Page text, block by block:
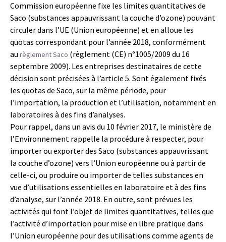
Commission européenne fixe les limites quantitatives de
Saco (substances appauvrissant la couche d’ozone) pouvant
circuler dans l’UE (Union européenne) et en alloue les
quotas correspondant pour l’année 2018, conformément
au règlement Saco (règlement (CE) n°1005/2009 du 16
septembre 2009). Les entreprises destinataires de cette
décision sont précisées à l’article 5. Sont également fixés
les quotas de Saco, sur la même période, pour
l’importation, la production et l’utilisation, notamment en
laboratoires à des fins d’analyses.
Pour rappel, dans un avis du 10 février 2017, le ministère de
l’Environnement rappelle la procédure à respecter, pour
importer ou exporter des Saco (substances appauvrissant
la couche d’ozone) vers l’Union européenne ou à partir de
celle-ci, ou produire ou importer de telles substances en
vue d’utilisations essentielles en laboratoire et à des fins
d’analyse, sur l’année 2018. En outre, sont prévues les
activités qui font l’objet de limites quantitatives, telles que
l’activité d’importation pour mise en libre pratique dans
l’Union européenne pour des utilisations comme agents de